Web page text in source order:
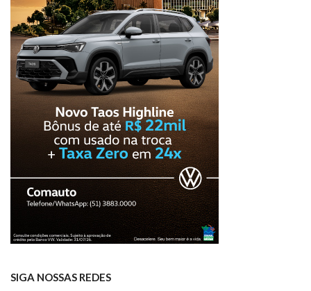
SIGA NOSSAS REDES